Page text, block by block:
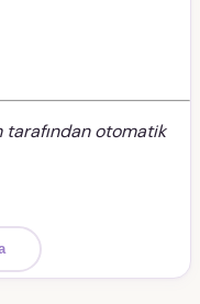
tarafından otomatik